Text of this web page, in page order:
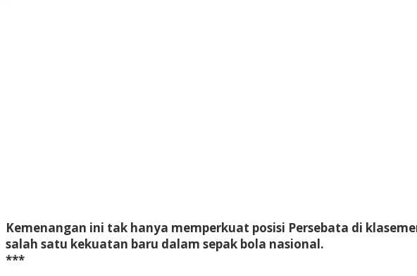
Kemenangan ini tak hanya memperkuat posisi Persebata di
salah satu kekuatan baru dalam sepak bola nasional.
***